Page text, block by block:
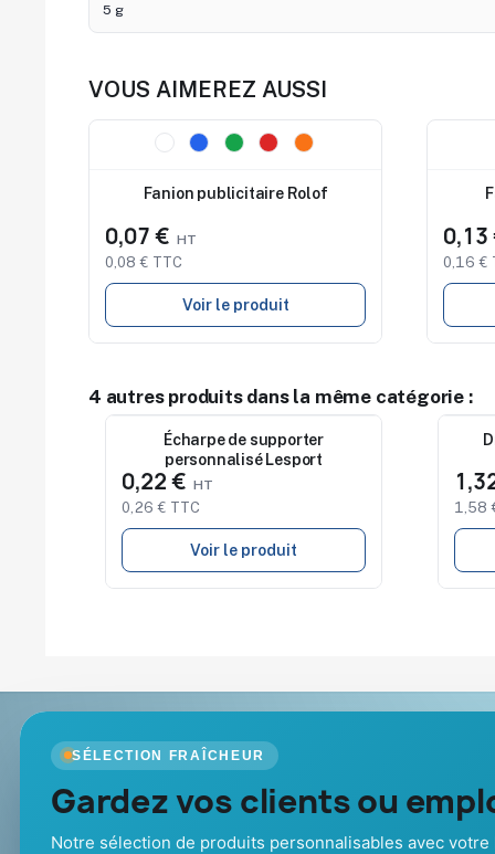
5 g
VOUS AIMEREZ AUSSI
Nouveau
Fanion publicitaire Rolof
0,07 €
0,08 € TTC
Voir le produit
0,13
0,16 €
4 autres produits dans la même catégorie :
NouveauÉcharpe de supporter
personnalisé Lesport
0,22 €
0,26 € TTC
Voir le produit
1,58
SÉLECTION FRAÎCHEUR
Gardez vos clients ou
Notre sélection de produits personnalisables avec
Goodies Pub France
Votre partenaire B2B pour les goodies et
cadeaux d’affaires personnalisés :
Promotions
Catalogue